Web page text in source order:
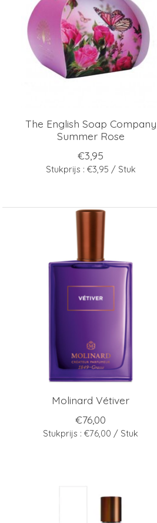
The English Soap Company
Summer Rose
€3,95
Stukprijs : €3,95 / Stuk
Molinard Vétiver
€76,00
Stukprijs : €76,00 / Stuk